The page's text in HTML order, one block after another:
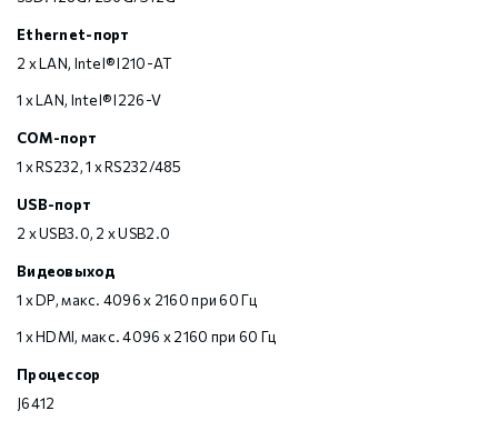
Ethernet-порт
2 x LAN, Intel® I210-AT
1 x LAN, Intel® I226-V
COM-порт
1 х RS232, 1 х RS232/485
USB-порт
2 х USB3.0, 2 х USB2.0
Видеовыход
1 x DP, макс. 4096 x 2160 при 60 Гц
1 x HDMI, макс. 4096 x 2160 при 60 Гц
Процессор
J6412